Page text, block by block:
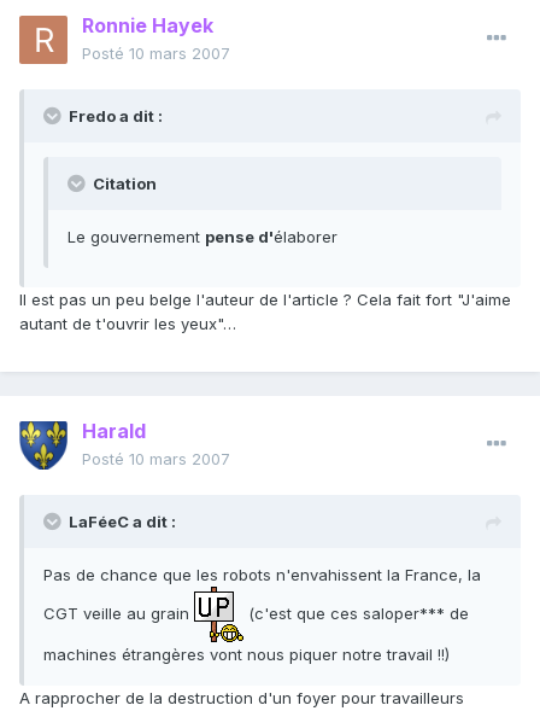
Ronnie Hayek
Posté 10 mars 2007
Fredo a dit :
Citation
Le gouvernement pense d'élaborer
Il est pas un peu belge l'auteur de l'article ? Cela fait fort "J'aime
autant de t'ouvrir les yeux"…
Harald
Posté 10 mars 2007
LaFéeC a dit :
Pas de chance que les robots n'envahissent la France, la
CGT veille au grain
(c'est que ces saloper*** de
machines étrangères vont nous piquer notre travail !!)
A rapprocher de la destruction d'un foyer pour travailleurs